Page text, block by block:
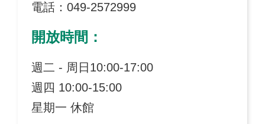
電話：049-2572999
開放時間：
週二 - 周日10:00-17:00
週四 10:00-15:00
星期一 休館